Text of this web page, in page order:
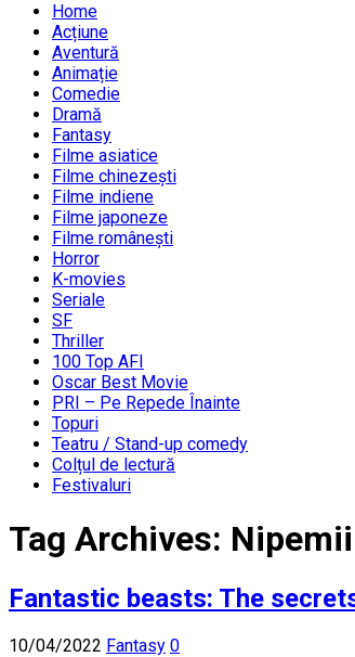
Home
Acțiune
Aventură
Animație
Comedie
Dramă
Fantasy
Filme asiatice
Filme chinezești
Filme indiene
Filme japoneze
Filme românești
Horror
K-movies
Seriale
SF
Thriller
100 Top AFI
Oscar Best Movie
PRI – Pe Repede Înainte
Topuri
Teatru / Stand-up comedy
Colțul de lectură
Festivaluri
Tag Archives: Nipemii
Fantastic beasts: The
10/04/2022 Fantasy 0